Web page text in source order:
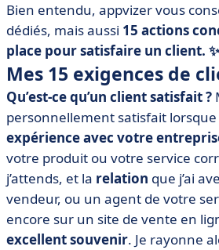
Bien entendu, appvizer vous
dédiés, mais aussi 15 actions
place pour satisfaire un client. ✨
Mes 15 exigences de
Qu’est-ce qu’un client satisfait ?
personnellement satisfait lorsque
expérience avec votre
votre produit ou votre service
j’attends, et la relation que j’ai
vendeur, ou un agent de votre
encore sur un site de vente en
excellent souvenir. Je rayonne